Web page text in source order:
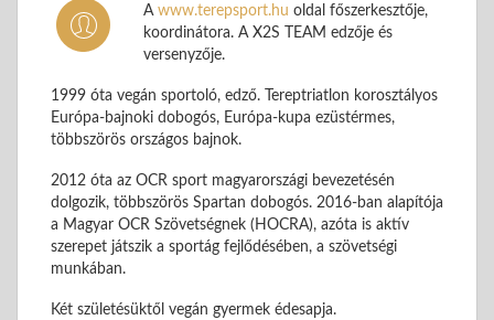
A www.terepsport.hu oldal főszerkesztője,
koordinátora. A X2S TEAM edzője és
versenyzője.
1999 óta vegán sportoló, edző. Tereptriatlon korosztályos
Európa-bajnoki dobogós, Európa-kupa ezüstérmes,
többszörös országos bajnok.
2012 óta az OCR sport magyarországi bevezetésén
dolgozik, többszörös Spartan dobogós. 2016-ban alapítója
a Magyar OCR Szövetségnek (HOCRA), azóta is aktív
szerepet játszik a sportág fejlődésében, a szövetségi
munkában.
Két születésüktől vegán gyermek édesapja.